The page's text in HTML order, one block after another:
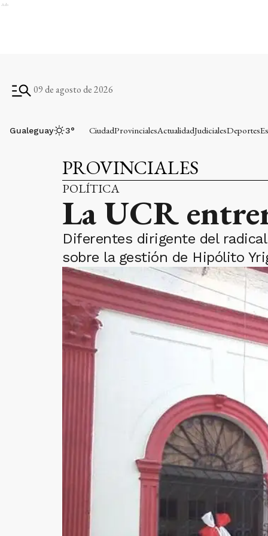
Ads
09 de agosto de 2026
Gualeguay 3° CiudadProvincialesActualidadJudicialesDeportes
PROVINCIALES
POLÍTICA
La UCR
Diferentes dirigente del
sobre la gestión de Hipólito